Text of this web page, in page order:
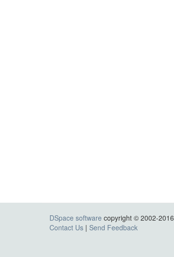
DSpace software copyright © 2002-2016
Contact Us | Send Feedback